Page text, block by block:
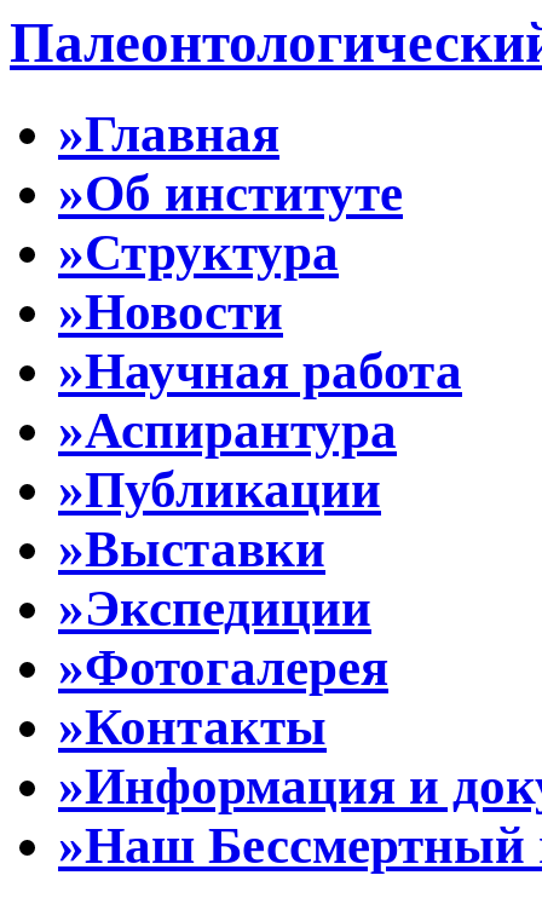
»Главная
»Об институте
»Структура
»Новости
»Научная работа
»Аспирантура
»Публикации
»Выставки
»Экспедиции
»Фотогалерея
»Контакты
»Информация и
»Наш Бессмертный